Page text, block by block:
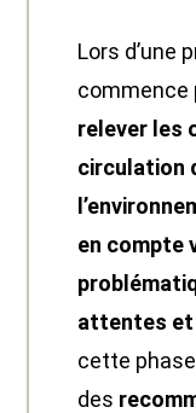
Lors d’une
commence
relever les
circulation
en compte
attentes et
cette
des